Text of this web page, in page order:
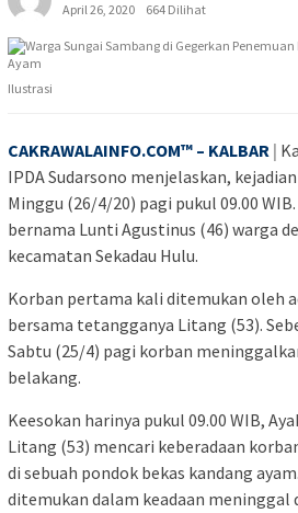
April 26, 2020
664 Dilihat
Ilustrasi
CAKRAWALAINFO.COM™ – KALBAR |
IPDA Sudarsono menjelaskan,
Minggu (26/4/20) pagi pukul 09.00
bernama Lunti Agustinus (46) warga
kecamatan Sekadau Hulu.
Korban pertama kali ditemukan oleh
bersama tetangganya Litang (53).
Sabtu (25/4) pagi korban
belakang.
Keesokan harinya pukul 09.00 WIB,
Litang (53) mencari keberadaan
di sebuah pondok bekas kandang
ditemukan dalam keadaan meninggal